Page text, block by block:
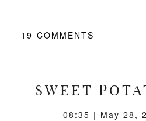
19 COMMENTS
SWEET
08:35 | May 28,